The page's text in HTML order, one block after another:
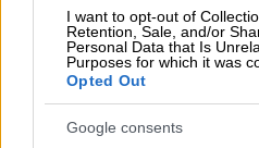
I want to opt-out of
Retention, Sale, and/or
Personal Data that Is
Purposes for which it was
Opted Out
Google consents
τα σχέδιά της για τα17
που παραμένουν
ηλεκτρονικό μήνυμα
επιλογές».